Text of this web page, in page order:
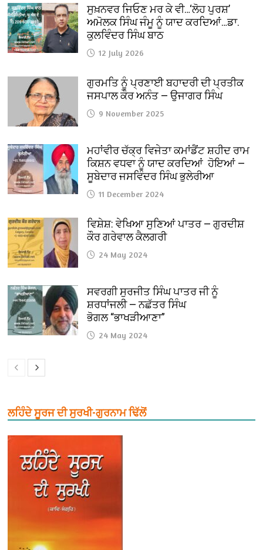
ਸੁਖ਼ਨਵਰ ਜਿਓਣ ਮਰ ਕੇ ਵੀ…‘ਲੋਹ ਪੁਰਸ਼’
ਅਮੋਲਕ ਸਿੰਘ ਜੰਮੂ ਨੂੰ ਯਾਦ ਕਰਦਿਆਂ…ਡਾ.
ਕੁਲਵਿੰਦਰ ਸਿੰਘ ਬਾਠ
12 July 2026
ਗੁਰਮਤਿ ਨੂੰ ਪ੍ਰਣਾਈ ਬਹਾਦਰੀ ਦੀ ਪ੍ਰਤੀਕ
ਜਸਪਾਲ ਕੌਰ ਅਨੰਤ — ਉਜਾਗਰ ਸਿੰਘ
9 November 2025
ਮਹਾਂਵੀਰ ਚੱਕ੍ਰ ਵਿਜੇਤਾ ਕਮਾਂਡੈਂਟ ਸ਼ਹੀਦ ਰਾਮ
ਕਿਸ਼ਨ ਵਧਵਾ ਨੂੰ ਯਾਦ ਕਰਦਿਆਂ ਹੋਇਆਂ —
ਸੂਬੇਦਾਰ ਜਸਵਿੰਦਰ ਸਿੰਘ ਭੁਲੇਰੀਆ
11 December 2024
ਵਿਸ਼ੇਸ਼: ਵੇਖਿਆ ਸੁਣਿਆਂ ਪਾਤਰ — ਗੁਰਦੀਸ਼
ਕੌਰ ਗਰੇਵਾਲ ਕੈਲਗਰੀ
24 May 2024
ਸਵਰਗੀ ਸੁਰਜੀਤ ਸਿੰਘ ਪਾਤਰ ਜੀ ਨੂੰ
ਸ਼ਰਧਾਂਜਲੀ — ਨਛੱਤਰ ਸਿੰਘ
ਭੋਗਲ “ਭਾਖੜੀਆਣਾ”
24 May 2024
ਲਹਿੰਦੇ ਸੂਰਜ ਦੀ ਸੁਰਖੀ-ਗੁਰਨਾਮ ਢਿੱਲੋਂ